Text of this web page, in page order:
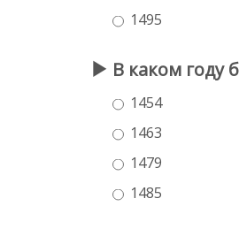
1495
В каком году
1454
1463
1479
1485